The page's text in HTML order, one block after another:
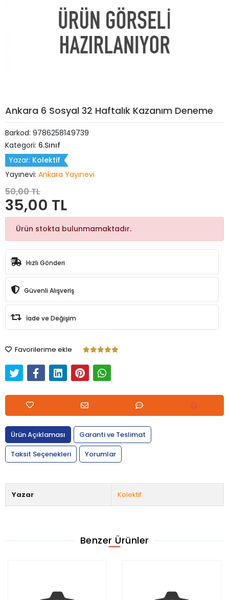
Ankara 6 Sosyal 32 Haftalık Kazanım Deneme
Barkod: 9786258149739
Kategori: 6.Sınıf
Yazar: Kolektif
Yayınevi: Ankara Yayınevi
50,00 TL
35,00 TL
Ürün stokta bulunmamaktadır.
Hızlı Gönderi
Güvenli Alışveriş
İade ve Değişim
Favorilerime ekle
Ürün Açıklaması
Garanti ve Teslimat
Taksit Seçenekleri
Yorumlar
Yazar Kolektif
Benzer Ürünler